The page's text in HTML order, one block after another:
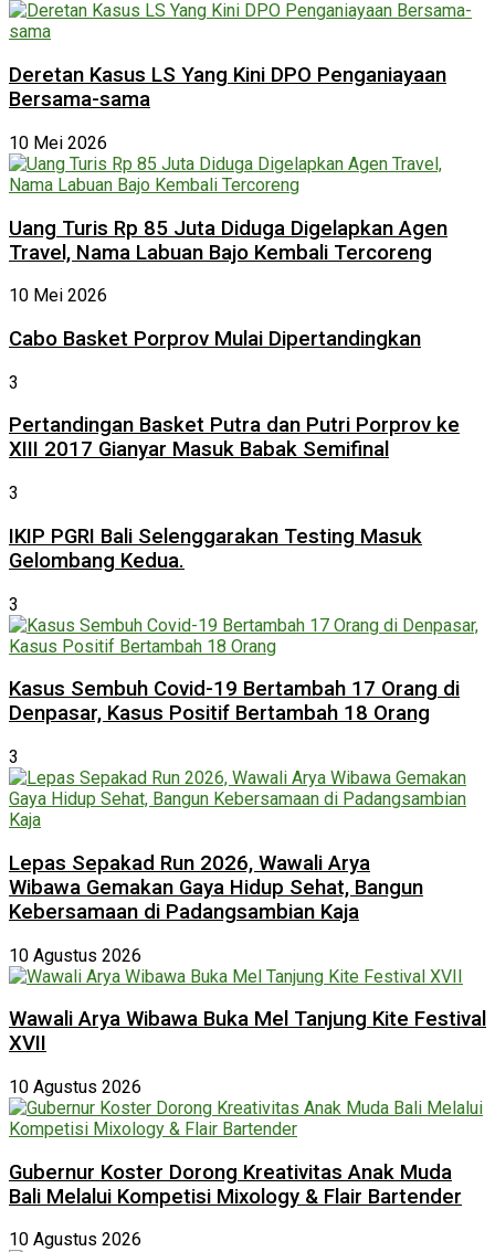
Deretan Kasus LS Yang Kini DPO Penganiayaan
Bersama-sama
10 Mei 2026
Uang Turis Rp 85 Juta Diduga Digelapkan Agen
Travel, Nama Labuan Bajo Kembali Tercoreng
10 Mei 2026
Cabo Basket Porprov Mulai Dipertandingkan
3
Pertandingan Basket Putra dan Putri Porprov ke
XIII 2017 Gianyar Masuk Babak Semifinal
3
IKIP PGRI Bali Selenggarakan Testing Masuk
Gelombang Kedua.
3
Kasus Sembuh Covid-19 Bertambah 17 Orang di
Denpasar, Kasus Positif Bertambah 18 Orang
3
Lepas Sepakad Run 2026, Wawali Arya
Wibawa Gemakan Gaya Hidup Sehat, Bangun
Kebersamaan di Padangsambian Kaja
10 Agustus 2026
Wawali Arya Wibawa Buka Mel Tanjung Kite Festival
XVII
10 Agustus 2026
Gubernur Koster Dorong Kreativitas Anak Muda
Bali Melalui Kompetisi Mixology & Flair Bartender
10 Agustus 2026